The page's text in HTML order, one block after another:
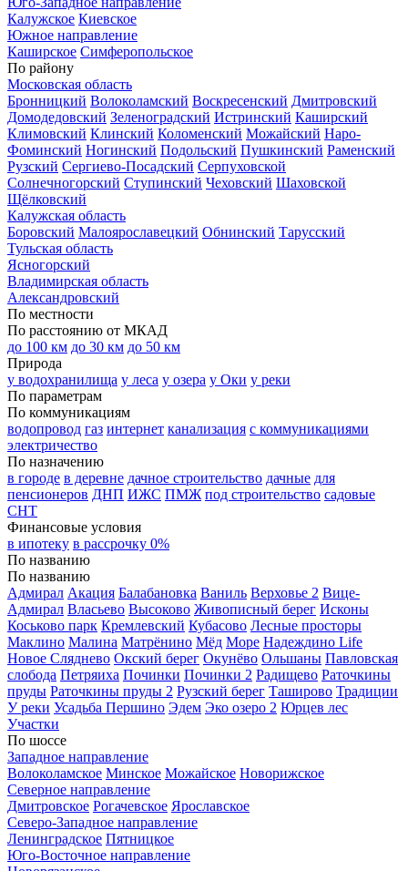
Калужское Киевское
Южное направление
Каширское Симферопольское
По району
Московская область
Бронницкий Волоколамский Воскресенский Дмитровский
Домодедовский Зеленоградский Истринский Каширский
Климовский Клинский Коломенский Можайский Наро-
Фоминский Ногинский Подольский Пушкинский Раменский
Рузский Сергиево-Посадский Серпуховской
Солнечногорский Ступинский Чеховский Шаховской
Щёлковский
Калужская область
Боровский Малоярославецкий Обнинский Тарусский
Тульская область
Ясногорский
Владимирская область
Александровский
По местности
По расстоянию от МКАД
до 100 км до 30 км до 50 км
Природа
у водохранилища у леса у озера у Оки у реки
По параметрам
По коммуникациям
водопровод газ интернет канализация с коммуникациями
электричество
По назначению
в городе в деревне дачное строительство дачные для
пенсионеров ДНП ИЖС ПМЖ под строительство садовые
СНТ
Финансовые условия
в ипотеку в рассрочку 0%
По названию
По названию
Адмирал Акация Балабановка Ваниль Верховье 2 Вице-
Адмирал Власьево Высоково Живописный берег Исконы
Коськово парк Кремлевский Кубасово Лесные просторы
Маклино Малина Матрёнино Мёд Море Надеждино Life
Новое Сляднево Окский берег Окунёво Ольшаны Павловская
слобода Петряиха Починки Починки 2 Радищево Раточкины
пруды Раточкины пруды 2 Рузский берег Таширово Традиции
У реки Усадьба Першино Эдем Эко озеро 2 Юрцев лес
Участки
По шоссе
Западное направление
Волоколамское Минское Можайское Новорижское
Северное направление
Дмитровское Рогачевское Ярославское
Северо-Западное направление
Ленинградское Пятницкое
Юго-Восточное направление